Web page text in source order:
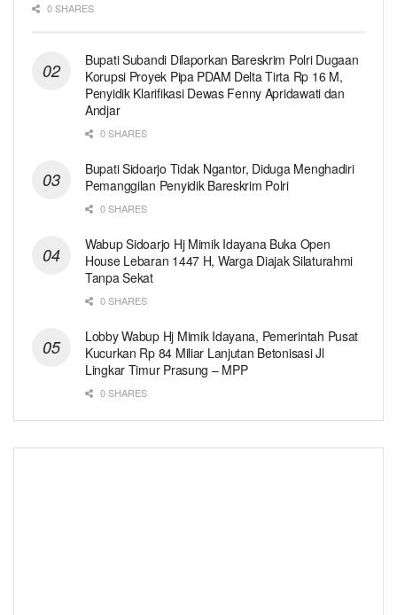
0 SHARES
Bupati Subandi Dilaporkan Bareskrim Polri Dugaan
Korupsi Proyek Pipa PDAM Delta Tirta Rp 16 M,
Penyidik Klarifikasi Dewas Fenny Apridawati dan
Andjar
0 SHARES
Bupati Sidoarjo Tidak Ngantor, Diduga Menghadiri
Pemanggilan Penyidik Bareskrim Polri
0 SHARES
Wabup Sidoarjo Hj Mimik Idayana Buka Open
House Lebaran 1447 H, Warga Diajak Silaturahmi
Tanpa Sekat
0 SHARES
Lobby Wabup Hj Mimik Idayana, Pemerintah Pusat
Kucurkan Rp 84 Miliar Lanjutan Betonisasi Jl
Lingkar Timur Prasung – MPP
0 SHARES